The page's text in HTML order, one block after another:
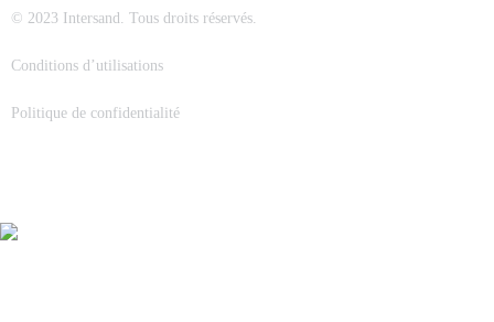
© 2023 Intersand. Tous droits réservés.
Conditions d’utilisations
Politique de confidentialité